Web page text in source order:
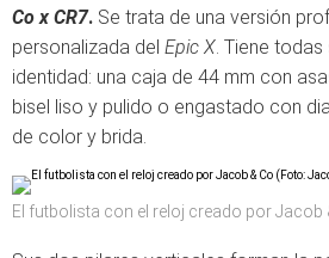
Co x CR7. Se trata de una versión
personalizada del Epic X. Tiene
identidad: una caja de 44 mm con
bisel liso y pulido o engastado con
de color y brida.
El futbolista con el reloj creado por Jacob